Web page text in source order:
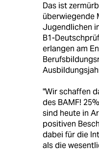
Das ist
überwiegende
Jugendlichen
B1-
erlangen am
"Wir schaffen
des BAMF!
sind heute in
positiven
dabei für die
als die